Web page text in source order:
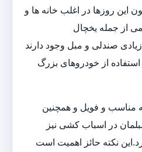
روزها در اغلب خانه ها و
از جمله یخچال
صندلی و مبل وجود دارند
استفاده از خودروهای بزرگ
مناسب و فویل و همچنین
در اسباب کشی نیز
نکته حائز اهمیت است